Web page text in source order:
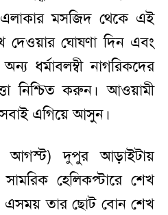
মসজিদ থেকে এই
দেওয়ার ঘোষণা দিন এবং
ধর্মাবলম্বী নাগরিকদের
নিশ্চিত করুন। আওয়ামী
সবাই এগিয়ে আসুন।
আগস্ট) দুপুর আড়াইটায়
হেলিকপ্টারে শেখ
এসময় তার ছোট বোন শেখ